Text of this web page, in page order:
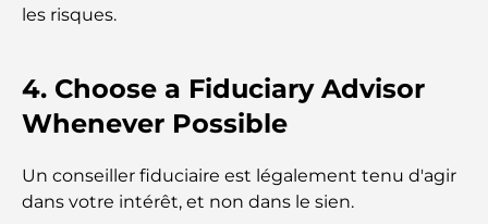
A Brief Guide to Buying Property in Dubai (2025-
26)
Guide des salles de sport de Damac Hills : Les
meilleures options de remise en forme à Damac
les risques.
4. Choose a Fiduciary Advisor
Whenever Possible
Un conseiller fiduciaire est légalement tenu d'agir
dans votre intérêt, et non dans le sien.